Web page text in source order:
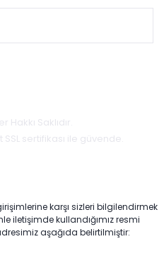
Saklıdır.
sertifikası ile güvende.
karşı sizleri bilgilendirmek
iletişimde kullandığımız resmi
aşağıda belirtilmiştir: